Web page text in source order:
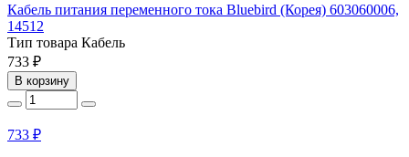
Кабель питания переменного тока Bluebird (Корея) 603060006,
14512
Тип товара Кабель
733 ₽
В корзину
733 ₽